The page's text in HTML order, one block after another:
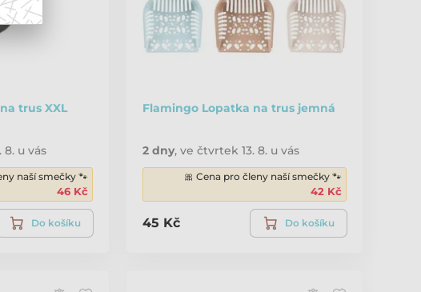
trus XXL
8. u vás
naší smečky 🐾
46 Kč
Do košíku
Flamingo Lopatka na trus jemná
2 dny,ve čtvrtek 13. 8. u vás
🎀 Cena pro členy naší smečky 🐾
42 Kč
45 Kč Do košíku